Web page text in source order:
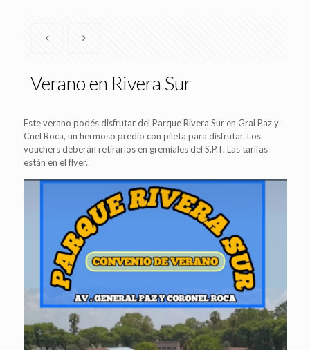
Verano en Rivera Sur
Este verano podés disfrutar del Parque Rivera Sur en Gral Paz y
Cnel Roca, un hermoso predio con pileta para disfrutar. Los
vouchers deberán retirarlos en gremiales del S.P.T. Las tarifas
están en el flyer.